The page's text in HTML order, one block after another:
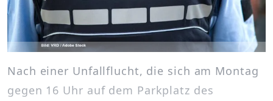
Nach einer Unfallflucht, die sich am Montag
gegen 16 Uhr auf dem Parkplatz des